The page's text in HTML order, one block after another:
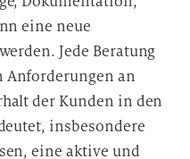
eine neue
Jede Beratung
Anforderungen an
der Kunden in den
insbesondere
eine aktive und